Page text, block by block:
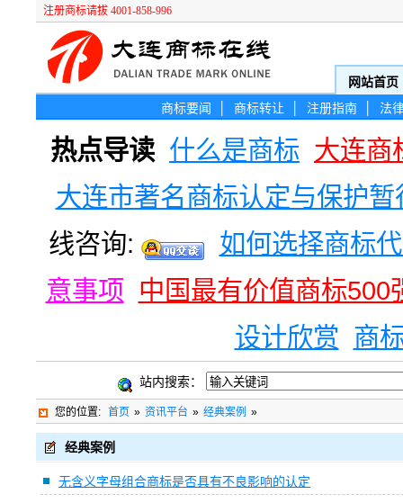
注册商标请拔 4001-858-996
网站首页
商标要闻
商标转让 注册指南 法
热点导读 什么是商标 大连商
大连市著名商标认定与保护暂
线咨询:
如何选择商标
意事项 中国最有价值商标500
设计欣赏 商
站内搜索：
您的位置: 首页 » 资讯平台 » 经典案例 »
经典案例
无含义字母组合商标是否具有不良影响的认定